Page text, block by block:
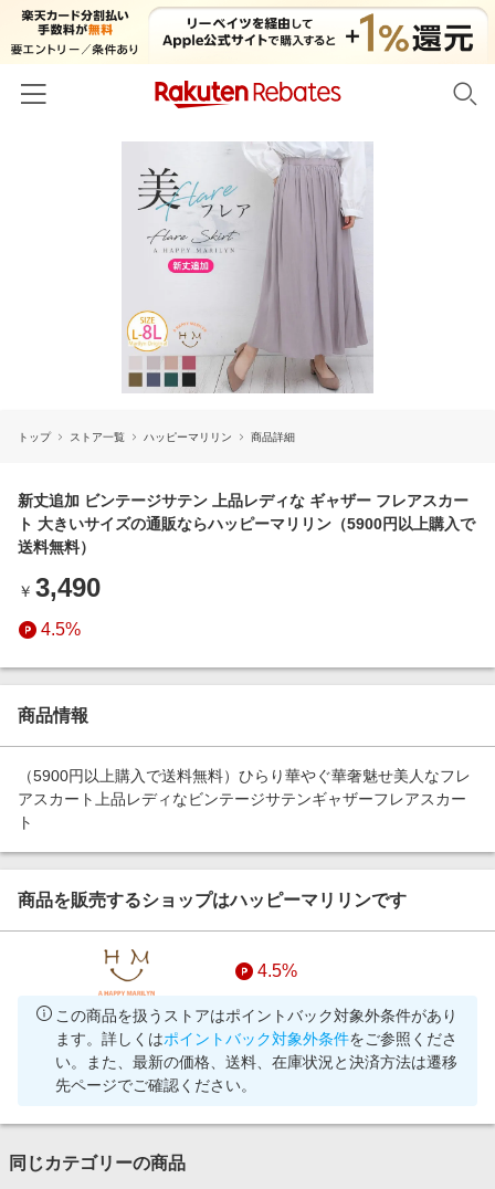
カテゴリー一覧
百貨店・総合ECモール
食品・スイーツ・お酒
日用品・キッチン用品
コスメ・健康・医薬品
キッズ・ベビー用品
エンタメ
スポーツ・アウトドア・ゴルフ
インテリア・寝具
ペット・花・DIY・車
生活・お役立ち
金融・マネー・保険
ビジネス・その他サービス
初回購入者限定特典
対象ストア新規限定特典
電子書籍特集
楽天サービス特集
旅行特集
わくわく夏特集
とことん買い物チャレンジ
Apple公式サイト×楽天カード分割払い
Qoo10メガポ
週末の高還元 夏の長期版
トップ ストア一覧 ハッピーマリリン 商品詳細
新丈追加 ビンテージサテン 上品レディな ギャザー フレアスカー
ト 大きいサイズの通販ならハッピーマリリン（5900円以上購入で
送料無料）
￥ 3,490
4.5%
商品情報
（5900円以上購入で送料無料）ひらり華やぐ華奢魅せ美人なフレ
アスカート上品レディなビンテージサテンギャザーフレアスカー
ト
商品を販売するショップはハッピーマリリンです
4.5%
この商品を扱うストアはポイントバック対象外条件があり
ます。詳しくはポイントバック対象外条件をご参照くださ
い。また、最新の価格、送料、在庫状況と決済方法は遷移
先ページでご確認ください。
同じカテゴリーの商品